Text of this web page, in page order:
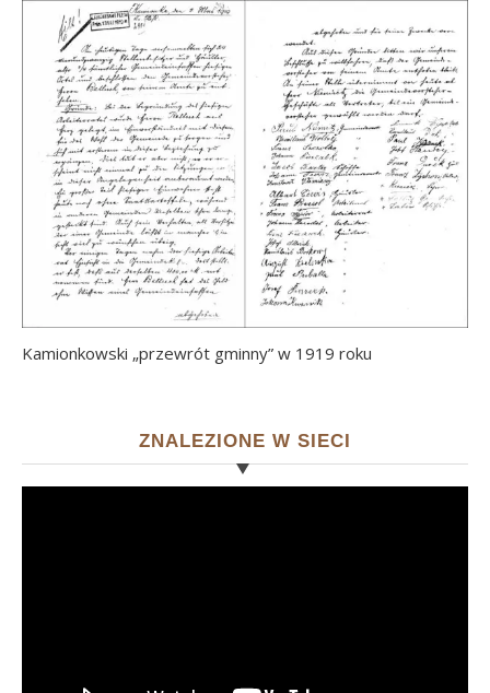
Kamionkowski „przewrót gminny” w 1919 roku
ZNALEZIONE W SIECI